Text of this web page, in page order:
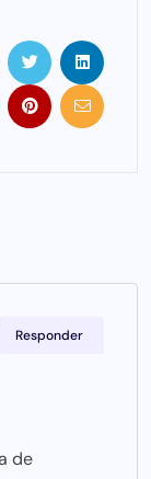
avatares
de
Responder